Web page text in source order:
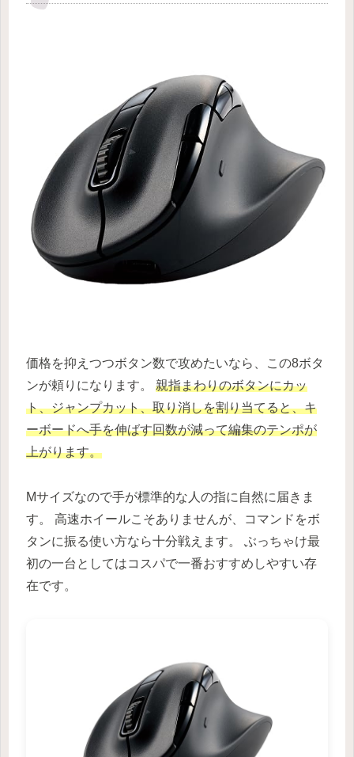
価格を抑えつつボタン数で攻めたいなら、この8ボタ
ンが頼りになります。 親指まわりのボタンにカッ
ト、ジャンプカット、取り消しを割り当てると、キ
ーボードへ手を伸ばす回数が減って編集のテンポが
上がります。
Mサイズなので手が標準的な人の指に自然に届きま
す。 高速ホイールこそありませんが、コマンドをボ
タンに振る使い方なら十分戦えます。 ぶっちゃけ最
初の一台としてはコスパで一番おすすめしやすい存
在です。